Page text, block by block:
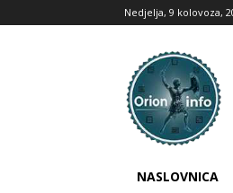
Nedjelja, 9 kolovoza,
NASLOVNICA